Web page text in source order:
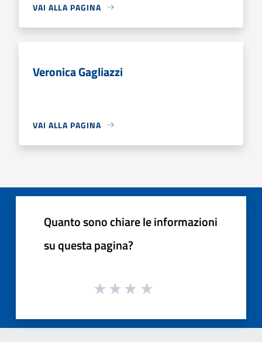
VAI ALLA PAGINA
Veronica Gagliazzi
VAI ALLA PAGINA
Quanto sono chiare le informazioni
su questa pagina?